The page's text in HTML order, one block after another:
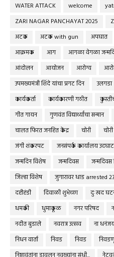
WATER ATTACK
welcome
ZARI NAGAR PANCHAYAT 2025
अटक
अटक with gun अपघात
आक्रमक
आग आगळा वेगळा
आंदोलन
आयोजन आरोग्य
उपमख्यमंत्री शिंदे यांचा प्रगट दिन
उलगडा
कार्यकर्ता
कार्यकारणी गठीत
गीत गायन
गुणवंत विद्यार्थ्यांचा सन्मान
चालत फिरत जनहित केंद्र
चोरी
जंगी शंकरपट
जनसंपर्क कार्यालय
जन्मदिन विशेष
जन्मदिवस
जिल्हा विशेष
जुगारावर धाड arrested
दहीहंडी
दिवाळी शुभेच्छा दुःखद
धमकी
धुमाकूळ नगर परिषद
नदीत बुडाले
नवरात्र उत्सव ना
निधन वार्ता
निवड निवड